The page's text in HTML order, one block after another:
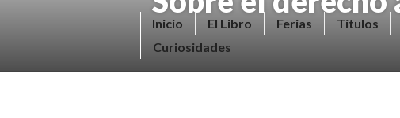
V
E
N
Inicio El Libro Ferias Títulos
Curiosidades